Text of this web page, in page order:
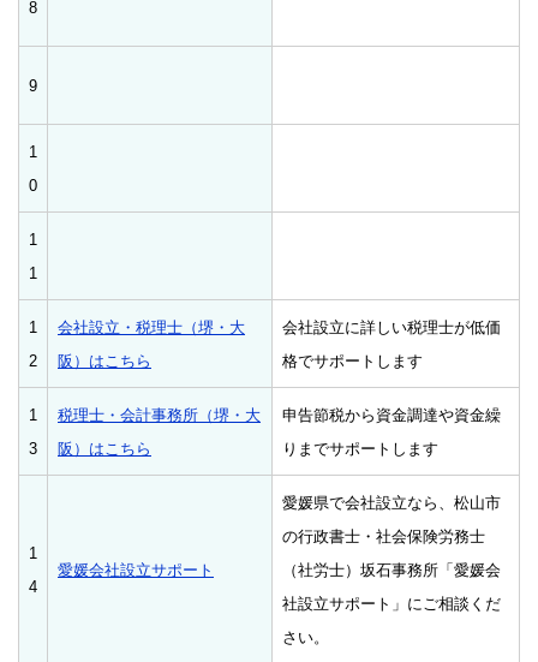
8
9
1
0
1
1
1
2
会社設立・税理士（堺・大
阪）はこちら
会社設立に詳しい税理士が低価
格でサポートします
1
3
税理士・会計事務所（堺・大
阪）はこちら
申告節税から資金調達や資金繰
りまでサポートします
1
4
愛媛会社設立サポート
愛媛県で会社設立なら、松山市
の行政書士・社会保険労務士
（社労士）坂石事務所「愛媛会
社設立サポート」にご相談くだ
さい。